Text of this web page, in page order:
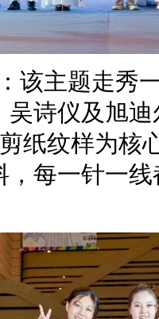
：该主题走秀
吴诗仪及旭
纸纹样为核
每一针一线